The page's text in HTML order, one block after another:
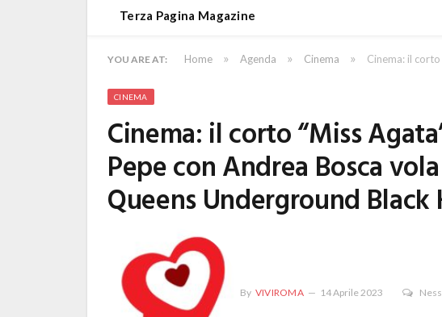
Terza Pagina Magazine
YOU ARE AT: Home » Agenda » Cinema » Cinema: il
CINEMA
Cinema: il corto “Miss
Pepe con Andrea Bosca
Queens Underground Black
By VIVIROMA 14 Aprile 2023